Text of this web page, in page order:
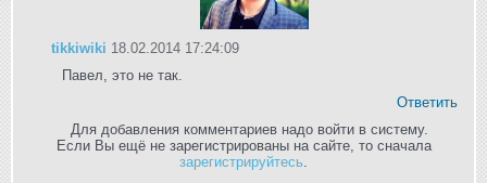
tikkiwiki 18.02.2014 17:24:09
Павел, это не так.
Ответить
Для добавления комментариев надо войти в систему.
Если Вы ещё не зарегистрированы на сайте, то сначала
зарегистрируйтесь.